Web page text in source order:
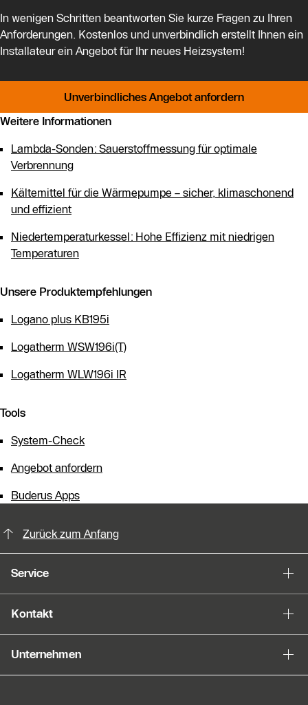
In wenigen Schritten beantworten Sie kurze Fragen zu Ihren
Anforderungen. Kostenlos und unverbindlich erstellt Ihnen ein
Installateur ein Angebot für Ihr neues Heizsystem!
Unverbindliches Angebot anfordern
Weitere Informationen
Lambda-Sonden: Sauerstoffmessung für optimale
Verbrennung
Kältemittel für die Wärmepumpe – sicher, klimaschonend
und effizient
Niedertemperaturkessel: Hohe Effizienz mit niedrigen
Temperaturen
Unsere Produktempfehlungen
Logano plus KB195i
Logatherm WSW196i(T)
Logatherm WLW196i IR
Tools
System-Check
Angebot anfordern
Buderus Apps
Zurück zum Anfang
Service
Kontakt
Unternehmen